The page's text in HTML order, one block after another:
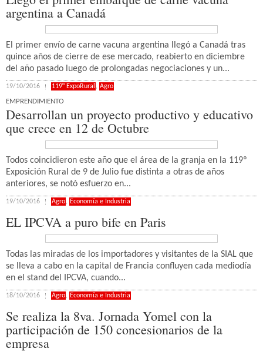
argentina a Canadá
El primer envío de carne vacuna argentina llegó a Canadá tras
quince años de cierre de ese mercado, reabierto en diciembre
del año pasado luego de prolongadas negociaciones y un...
19/10/2016 119° ExpoRural , Agro
EMPRENDIMIENTO
Desarrollan un proyecto productivo y educativo
que crece en 12 de Octubre
Todos coincidieron este año que el área de la granja en la 119º
Exposición Rural de 9 de Julio fue distinta a otras de años
anteriores, se notó esfuerzo en...
19/10/2016 Agro, Economía e Industria
EL IPCVA a puro bife en Paris
Todas las miradas de los importadores y visitantes de la SIAL que
se lleva a cabo en la capital de Francia confluyen cada mediodía
en el stand del IPCVA, cuando...
18/10/2016 Agro, Economía e Industria
Se realiza la 8va. Jornada Yomel con la
participación de 150 concesionarios de la
empresa